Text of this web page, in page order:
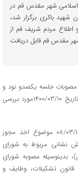
شهر مقدس قم در
ساختمان شهید باکری برگزار شد،
مردم شریف قم از
مقدس قم قابل دریافت
جلسه یکصدو نود و
که در تاریخ ۱۴۰۰/۰۳/۱۰مورد بررسی
۱- با احترام عطف به لایحه شماره ۱۱۷۷۸ مورخ ۰۸/۰۳/۱۴۰۰ موضوع اخذ مجوز
نشانی مربوط به شورای
بدینوسیله مصوبه شورای
اسلامی شهر قم ارسال می‌گردد تا با رعایت ماده ۹۰ قانون تشکیلات، وظایف و